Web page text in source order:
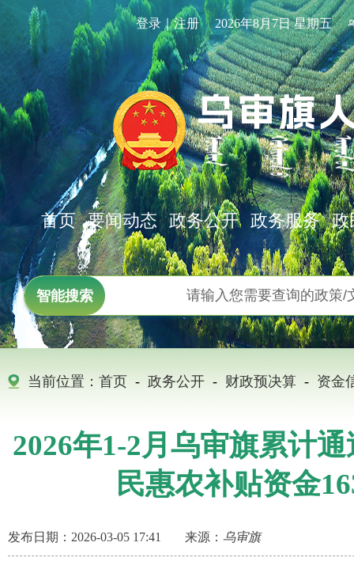
登录｜注册 2026年8月7日 星期五
首页 要闻动态 政务公开 政务服务 政
智能搜索
当前位置： 首页 - 政务公开 - 财政预决算 - 资金
2026年1-2月乌审旗累计
民惠农补贴资金
发布日期：2026-03-05 17:41 来源： 乌审旗